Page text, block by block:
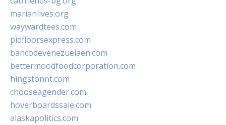
marianlives.org
waywardtees.com
pidfloorsexpress.com
bancodevenezuelaen.com
bettermoodfoodcorporation.com
hingstonnt.com
chooseagender.com
hoverboardssale.com
alaskapolitics.com